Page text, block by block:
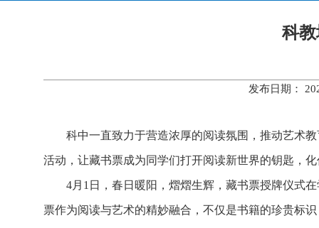
科
发布日期：
科中一直致力于营造浓厚的阅读氛围，推动艺术
活动，让藏书票成为同学们打开阅读新世界的钥匙，
4月1日，春日暖阳，熠熠生辉，藏书票授牌仪式
票作为阅读与艺术的精妙融合，不仅是书籍的珍贵标